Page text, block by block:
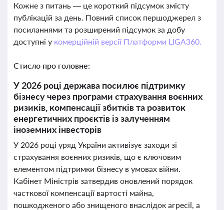
Кожне з питань — це короткий підсумок змісту
публікацій за день. Повний список першоджерел з
посиланнями та розширений підсумок за добу
доступні у комерційній версії Платформи LIGA360.
Стисло про головне:
У 2026 році держава посилює підтримку
бізнесу через програми страхування воєнних
ризиків, компенсації збитків та розвиток
енергетичних проєктів із залученням
іноземних інвесторів
У 2026 році уряд України активізує заходи зі
страхування воєнних ризиків, що є ключовим
елементом підтримки бізнесу в умовах війни.
Кабінет Міністрів затвердив оновлений порядок
часткової компенсації вартості майна,
пошкодженого або знищеного внаслідок агресії, а